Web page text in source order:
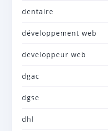
dentaire
développement web
developpeur web
dgac
dgse
dhl